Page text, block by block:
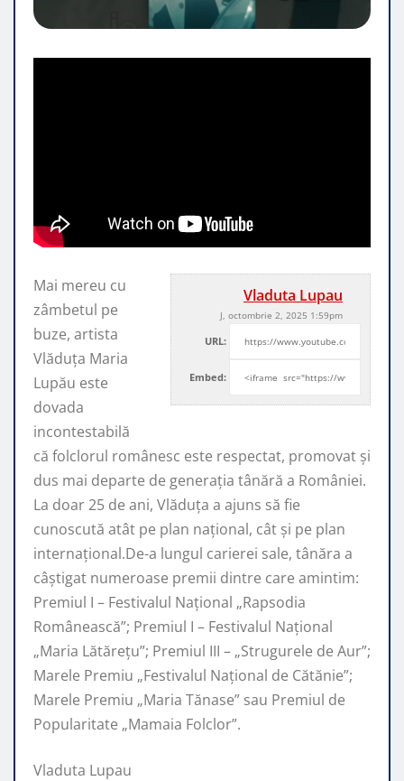
Vladuta Lupau
J, octombrie 2, 2025 1:59pm
URL:
Embed:
Mai mereu cu
zâmbetul pe
buze, artista
Vlăduța Maria
Lupău este
dovada
incontestabilă
că folclorul românesc este respectat, promovat şi
dus mai departe de generaţia tânără a României.
La doar 25 de ani, Vlăduța a ajuns să fie
cunoscută atât pe plan naţional, cât şi pe plan
internaţional.De-a lungul carierei sale, tânăra a
câştigat numeroase premii dintre care amintim:
Premiul I – Festivalul Național „Rapsodia
Românească”; Premiul I – Festivalul Național
„Maria Lătărețu”; Premiul III – „Strugurele de Aur”;
Marele Premiu „Festivalul Național de Cătănie”;
Marele Premiu „Maria Tănase” sau Premiul de
Popularitate „Mamaia Folclor”.
Vladuta Lupau